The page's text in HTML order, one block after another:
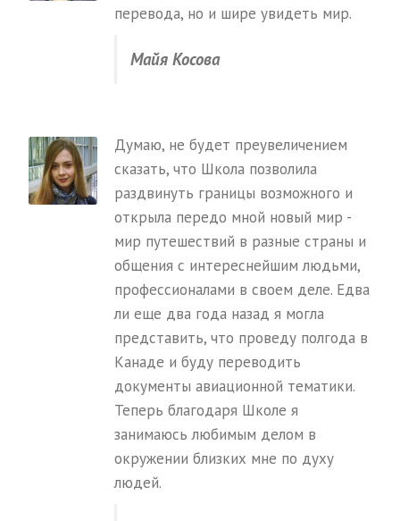
перевода, но и шире увидеть мир.
Майя Косова
Думаю, не будет преувеличением
сказать, что Школа позволила
раздвинуть границы возможного и
открыла передо мной новый мир -
мир путешествий в разные страны и
общения с интереснейшим людьми,
профессионалами в своем деле. Едва
ли еще два года назад я могла
представить, что проведу полгода в
Канаде и буду переводить
документы авиационной тематики.
Теперь благодаря Школе я
занимаюсь любимым делом в
окружении близких мне по духу
людей.